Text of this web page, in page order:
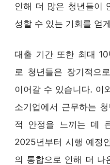
인해 더 많은 청년들이
성할 수 있는 기회를 얻
대출 기간 또한 최대
로 청년들은 장기적으
이어갈 수 있습니다. 이
소기업에서 근무하는
적 안정을 느끼는 데
2025년부터 시행 예정
의 통합으로 인해 더 나